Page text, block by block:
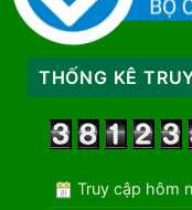
THỐNG KÊ
Truy cập hôm